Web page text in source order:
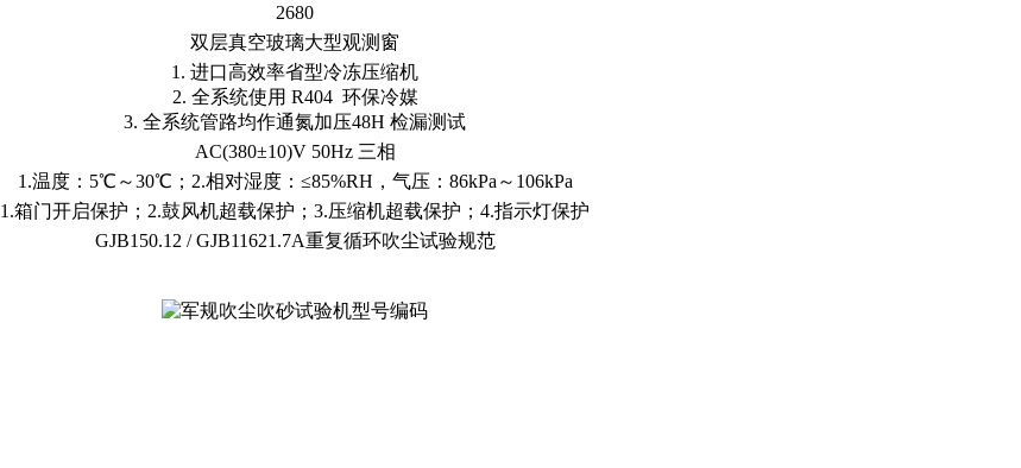
2680
双层真空玻璃大型观测窗
1. 进口高效率省型冷冻压缩机
2. 全系统使用 R404 环保冷媒
3. 全系统管路均作通氮加压48H 检漏测试
AC(380±10)V 50Hz 三相
1.温度：5℃～30℃；2.相对湿度：≤85%RH，气压：86kPa～106kPa
1.箱门开启保护；2.鼓风机超载保护；3.压缩机超载保护；4.指示灯保护
GJB150.12 / GJB11621.7A重复循环吹尘试验规范